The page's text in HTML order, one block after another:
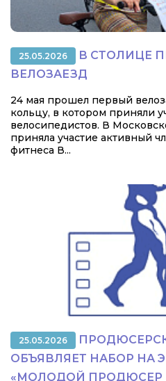
25.05.2026
В СТОЛИЦЕ
ВЕЛОЗАЕЗД
24 мая прошел первый
кольцу, в котором приняли
велосипедистов. В
приняла участие активный
фитнеса В...
25.05.2026
ОБЪЯВЛЯЕТ НАБОР НА
«МОЛОДОЙ ПРОДЮСЕР